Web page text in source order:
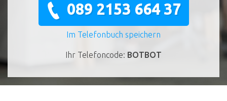
089 2153 664 37
Im Telefonbuch speichern
Ihr Telefoncode: BOTBOT